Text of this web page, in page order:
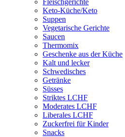
Fleischgerichte
Keto-Küche/Keto
Suppen
Vegetarische Gerichte
Saucen
Thermomix
Geschenke aus der Küche
Kalt und lecker
Schwedisches
Getränke
Süsses
Striktes LCHF
Moderates LCHF
Liberales LCHF
Zuckerfrei für Kinder
Snacks